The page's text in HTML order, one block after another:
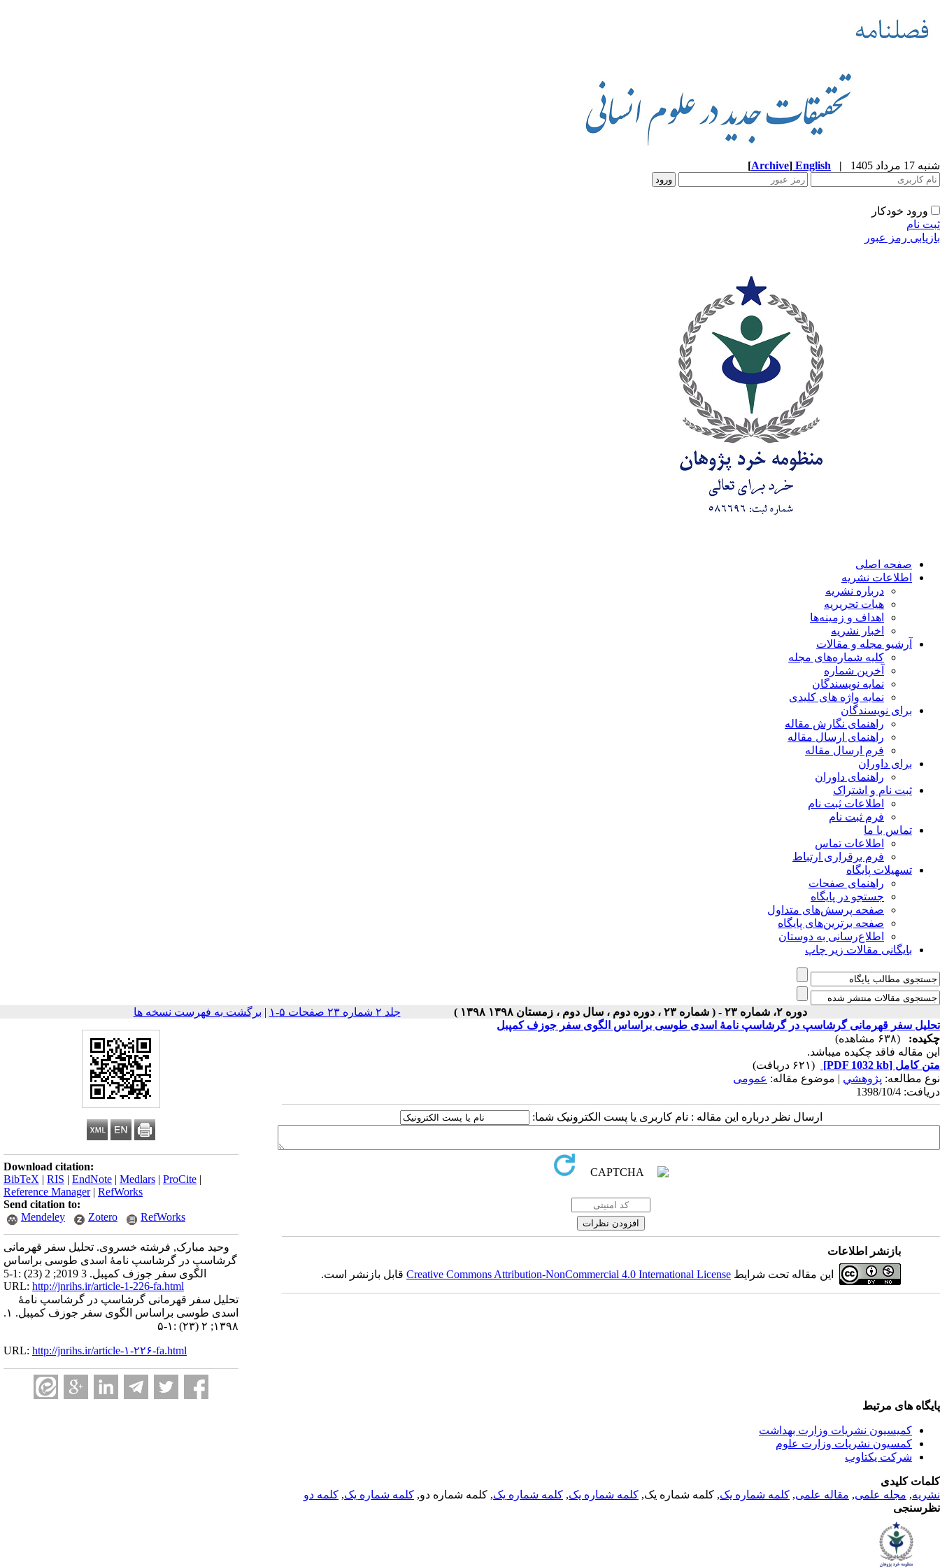
شنبه 17 مرداد 1405 |
English
[Archive]
ورود خودکار
ثبت نام
بازیابی رمز عبور
صفحه اصلی
اطلاعات نشریه
درباره نشریه
هیات تحریریه
اهداف و زمینه‌ها
اخبار نشریه
آرشیو مجله و مقالات
کلیه شماره‌های مجله
آخرین شماره
نمایه نویسندگان
نمایه واژه های کلیدی
برای نویسندگان
راهنمای نگارش مقاله
راهنمای ارسال مقاله
فرم ارسال مقاله
برای داوران
راهنمای داوران
ثبت نام و اشتراک
اطلاعات ثبت نام
فرم ثبت نام
تماس با ما
اطلاعات تماس
فرم برقراری ارتباط
تسهیلات پایگاه
راهنمای صفحات
جستجو در پایگاه
صفحه پرسش‌های متداول
صفحه برترین‌های پایگاه
اطلاع‌رسانی به دوستان
بایگانی مقالات زیر چاپ
دوره ۲، شماره ۲۳ - ( شماره ۲۳ ، دوره دوم ، سال دوم ، زمستان ۱۳۹۸ ۱۳۹۸ ) جلد ۲ شماره ۲۳ صفحات ۵-۱ | برگشت به فهرست نسخه ها
Download citation:
BibTeX | RIS | EndNote | Medlars | ProCite |
Reference Manager| RefWorks
Send citation to:
Mendeley
Zotero RefWorks
وحید مبارک, فرشته خسروی. تحلیل سفر قهرمانی
گرشاسپ در گرشاسپ نامۀ اسدی طوسی براساس
الگوی سفر جوزف کمپبل. 3 2019; 2 (23) :1-5
URL: http://jnrihs.ir/article-1-226-fa.html
تحلیل سفر قهرمانی گرشاسپ در گرشاسپ نامۀ
اسدی طوسی براساس الگوی سفر جوزف کمپبل. ۱.
۱۳۹۸; ۲ (۲۳) :۱-۵
URL: http://jnrihs.ir/article-۱-۲۲۶-fa.html
تحلیل سفر قهرمانی گرشاسپ در گرشاسپ نامۀ اسدی طوسی براساس الگوی سفر جوزف کمپبل
چکیده:
(۶۳۸ مشاهده)
این مقاله فاقد چکیده می​باشد.
متن کامل [PDF 1032 kb]
(۶۲۱ دریافت)
نوع مطالعه: پژوهشي | موضوع مقاله: عمومى
دریافت: 1398/10/4
ارسال نظر درباره این مقاله : نام کاربری یا پست الکترونیک شما:
بازنشر اطلاعات
این مقاله تحت شرایط Creative Commons Attribution-NonCommercial 4.0 International Licenseقابل بازنشر است.
پایگاه های مرتبط
کمیسیون نشریات وزارت بهداشت
کمسیون نشریات وزارت علوم
شرکت یکتاوب
کلمات کلیدی
نشریه, مجله علمی, مقاله علمی, کلمه شماره یک, کلمه شماره یک, کلمه شماره یک, کلمه شماره یک, کلمه شماره دو, کلمه شماره یک, کلمه دو
نظرسنجی